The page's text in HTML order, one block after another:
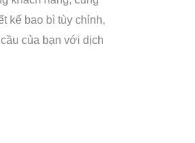
kế bao bì tùy chỉnh,
của bạn với dịch